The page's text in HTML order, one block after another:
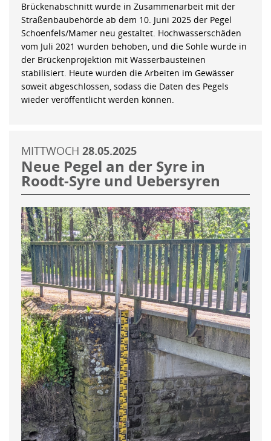
Brückenabschnitt wurde in Zusammenarbeit mit der
Straßenbaubehörde ab dem 10. Juni 2025 der Pegel
Schoenfels/Mamer neu gestaltet. Hochwasserschäden
vom Juli 2021 wurden behoben, und die Sohle wurde in
der Brückenprojektion mit Wasserbausteinen
stabilisiert. Heute wurden die Arbeiten im Gewässer
soweit abgeschlossen, sodass die Daten des Pegels
wieder veröffentlicht werden können.
MITTWOCH 28.05.2025
Neue Pegel an der Syre in
Roodt-Syre und Uebersyren